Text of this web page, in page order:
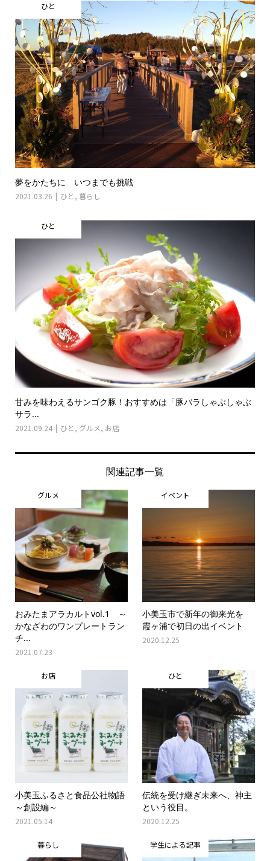
ひと
夢をかたちに いつまでも挑戦
2021.03.26 ひと , 暮らし
ひと
甘みを味わえるサンゴク豚！おすすめは「豚バラしゃぶしゃぶ
サラ...
2021.09.24 ひと , グルメ, お店
関連記事一覧
グルメ
おみたまアラカルトvol.1 ～
かなざわのワンプレートラン
チ...
2021.07.23
イベント
小美玉市で新年の御来光を
霞ヶ浦で初日の出イベント
2020.12.25
お店
小美玉ふるさと食品公社物語
～創設編～
2021.05.14
ひと
伝統を受け継ぎ未来へ、神主
という役目。
2020.12.25
暮らし 学生による記事